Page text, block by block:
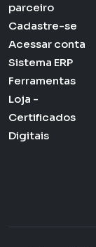
parceiro
Cadastre-se
Acessar conta
Sistema ERP
Ferramentas
Loja -
Certificados
Digitais